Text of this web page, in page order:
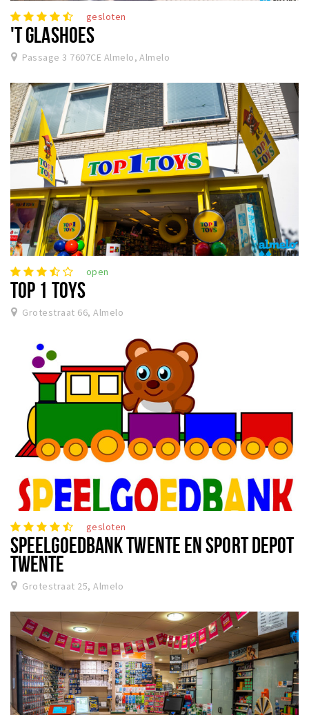
gesloten
'T GLASHOES
Passage 3 7607CE Almelo, Almelo
open
TOP 1 TOYS
Grotestraat 66, Almelo
gesloten
SPEELGOEDBANK TWENTE EN SPORT DEPOT
TWENTE
Grotestraat 25, Almelo